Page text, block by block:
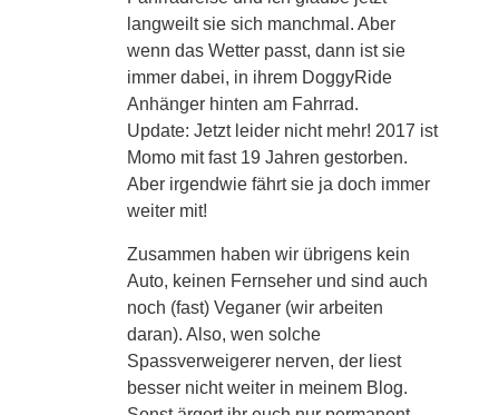
langweilt sie sich manchmal. Aber
wenn das Wetter passt, dann ist sie
immer dabei, in ihrem DoggyRide
Anhänger hinten am Fahrrad.
Update: Jetzt leider nicht mehr! 2017 ist
Momo mit fast 19 Jahren gestorben.
Aber irgendwie fährt sie ja doch immer
weiter mit!
Zusammen haben wir übrigens kein
Auto, keinen Fernseher und sind auch
noch (fast) Veganer (wir arbeiten
daran). Also, wen solche
Spassverweigerer nerven, der liest
besser nicht weiter in meinem Blog.